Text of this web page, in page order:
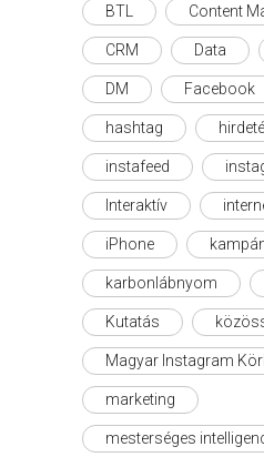
BTL Content
CRM Data
DM Facebook
hashtag
instafeed
Interaktív
iPhone
karbonlábnyom
Kutatás
Magyar Instagram
marketing
mesterséges